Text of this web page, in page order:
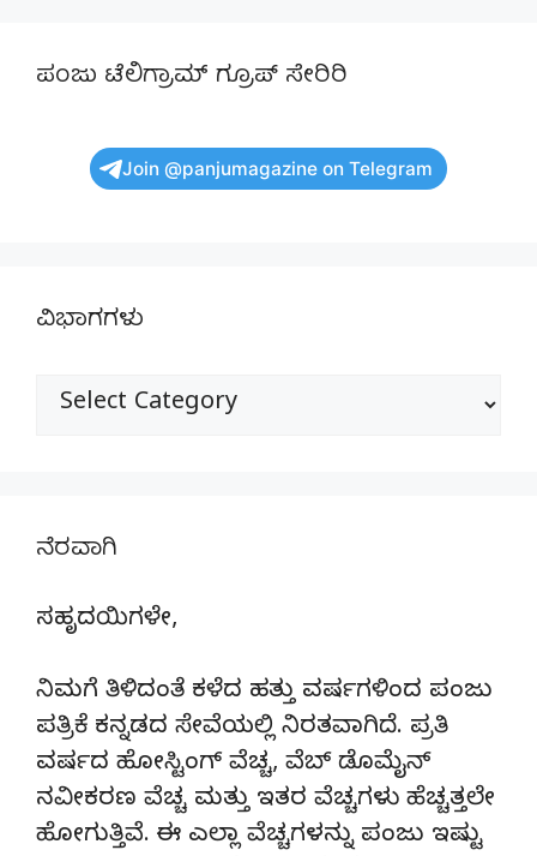
ಪಂಜು ಟೆಲಿಗ್ರಾಮ್ ಗ್ರೂಪ್ ಸೇರಿರಿ
Join @panjumagazine on Telegram
ವಿಭಾಗಗಳು
ವಿಭಾಗಗಳು
ನೆರವಾಗಿ
ಸಹೃದಯಿಗಳೇ,
ನಿಮಗೆ ತಿಳಿದಂತೆ ಕಳೆದ ಹತ್ತು ವರ್ಷಗಳಿಂದ ಪಂಜು
ಪತ್ರಿಕೆ ಕನ್ನಡದ ಸೇವೆಯಲ್ಲಿ ನಿರತವಾಗಿದೆ. ಪ್ರತಿ
ವರ್ಷದ ಹೋಸ್ಟಿಂಗ್‌ ವೆಚ್ಚ, ವೆಬ್‌ ಡೊಮೈನ್‌
ನವೀಕರಣ ವೆಚ್ಚ ಮತ್ತು ಇತರ ವೆಚ್ಚಗಳು ಹೆಚ್ಚತ್ತಲೇ
ಹೋಗುತ್ತಿವೆ. ಈ ಎಲ್ಲಾ ವೆಚ್ಚಗಳನ್ನು ಪಂಜು ಇಷ್ಟು